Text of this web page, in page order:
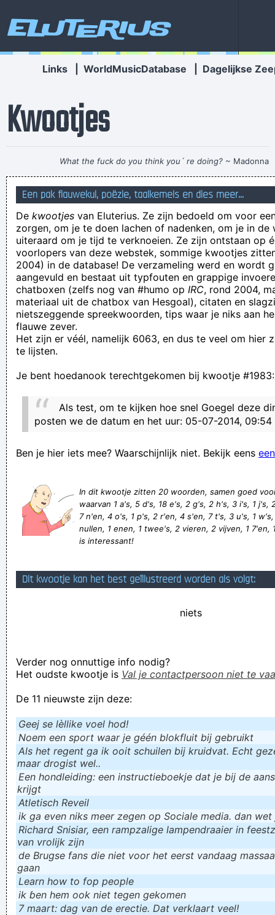
Eluterius
Links WorldMusicDatabase Dagelijkse
Kwootjes
What the fuck do you think you´ re doing? ~ Madonna
Whats the difference between a bad sniper and a
constipated owl? One can shoot but not hit, while the other
one can hoot but not shit!
We accepteren véél, maar niet alles.
Rsca wel vermoeid: die hebben di woe en do europees
voetbal ... moeten kijken
We wisten dat dit belachelijk was
îk_voël_mé_éënzäàm_èñ_álléen_v­
de site waar personen komen die televiesiespots op dvd
da zijn die wijven die altijd met die twintig negums staan te
Hard water kan uw wasmachine kapot maken. Mijn zoontje
Hi
VAR : volgens Anderlecht regels
leikomg canu beleive I said the 'fuck' word. lollers!
waar de galblaas van vol is loopt de inktpot van over
Een pak flauwekul, poëzie, taalkemels en dies meer...
De kwootjes van Eluterius. Ze zijn bedoeld om voor
zorgen, om je te doen lachen of nadenken, om je in de
uiteraard om je tijd te verknoeien. Ze zijn ontstaan op
voorlopers van deze webstek, sommige kwootjes
2004) in de database! De verzameling werd en wordt
aangevuld en bestaat uit typfouten en grappige
chatboxen (zelfs nog van #humo op IRC, rond 2004,
materiaal uit de chatbox van Hesgoal), citaten en
nietszeggende spreekwoorden, tips waar je niks aan
flauwe zever.
Het zijn er véél, namelijk 6063, en dus te veel om hier
te lijsten.
Je bent hoedanook terechtgekomen bij kwootje #1983:
Als test, om te kijken hoe snel Goegel deze
posten we de datum en het uur: 05-07-2014, 09:54
Ben je hier iets mee? Waarschijnlijk niet. Bekijk eens
In dit kwootje zitten 20 woorden, samen goed
waarvan 1 a's, 5 d's, 18 e's, 2 g's, 2 h's, 3 i's, 1 j's,
7 n'en, 4 o's, 1 p's, 2 r'en, 4 s'en, 7 t's, 3 u's, 1
nullen, 1 enen, 1 twee's, 2 vieren, 2 vijven, 1 7'en,
is interessant!
Dit kwootje kan het best geïllustreerd worden als volgt:
niets
Verder nog onnuttige info nodig?
Het oudste kwootje is Val je contactpersoon niet te
De 11 nieuwste zijn deze:
Geej se lèllike voel hod!
Noem een sport waar je géén blokfluit bij gebruikt
Als het regent ga ik ooit schuilen bij kruidvat. Echt
maar drogist wel..
Een hondleiding: een instructieboekje dat je bij de
krijgt
Atletisch Reveil
ik ga even niks meer zegen op Sociale media. dan
Richard Snisiar, een rampzalige lampendraaier in
van vrolijk zijn
de Brugse fans die niet voor het eerst vandaag
gaan
Learn how to fop people
ik ɓen hem ook niet tegen gekomen
7 maart: dag van de erectie. Dat verklaart veel!